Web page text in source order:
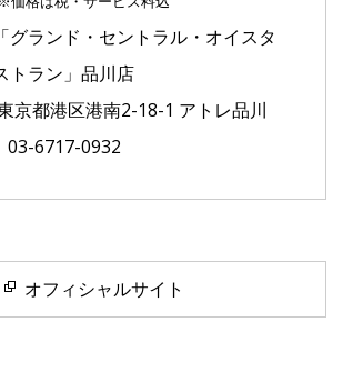
ンド・セントラル・オイスタ
トラン」品川店
港南2-18-1 アトレ品川
6717-0932
オフィシャルサイト